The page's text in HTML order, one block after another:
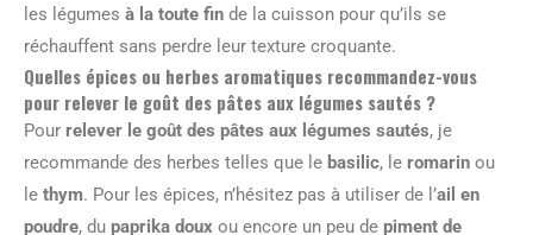
les légumes à la toute fin de la cuisson pour qu’ils se
réchauffent sans perdre leur texture croquante.
Quelles épices ou herbes aromatiques recommandez-vous
pour relever le goût des pâtes aux légumes sautés ?
Pour relever le goût des pâtes aux légumes sautés, je
recommande des herbes telles que le basilic, le romarin ou
le thym. Pour les épices, n’hésitez pas à utiliser de l’ail en
poudre, du paprika doux ou encore un peu de piment de